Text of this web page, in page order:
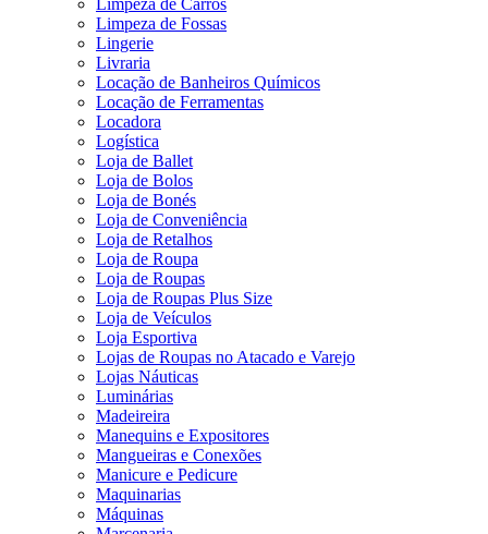
Limpeza de Carros
Limpeza de Fossas
Lingerie
Livraria
Locação de Banheiros Químicos
Locação de Ferramentas
Locadora
Logística
Loja de Ballet
Loja de Bolos
Loja de Bonés
Loja de Conveniência
Loja de Retalhos
Loja de Roupa
Loja de Roupas
Loja de Roupas Plus Size
Loja de Veículos
Loja Esportiva
Lojas de Roupas no Atacado e Varejo
Lojas Náuticas
Luminárias
Madeireira
Manequins e Expositores
Mangueiras e Conexões
Manicure e Pedicure
Maquinarias
Máquinas